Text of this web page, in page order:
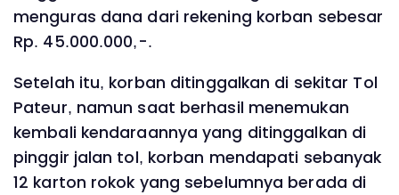
menguras dana dari rekening korban sebesar
Rp. 45.000.000,-.
Setelah itu, korban ditinggalkan di sekitar Tol
Pateur, namun saat berhasil menemukan
kembali kendaraannya yang ditinggalkan di
pinggir jalan tol, korban mendapati sebanyak
12 karton rokok yang sebelumnya berada di